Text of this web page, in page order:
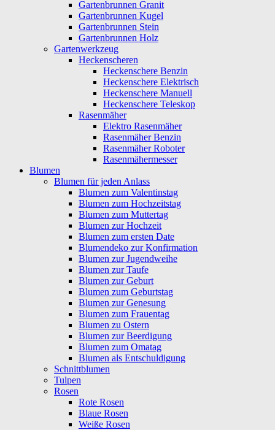
Gartenbrunnen Granit
Gartenbrunnen Kugel
Gartenbrunnen Stein
Gartenbrunnen Holz
Gartenwerkzeug
Heckenscheren
Heckenschere Benzin
Heckenschere Elektrisch
Heckenschere Manuell
Heckenschere Teleskop
Rasenmäher
Elektro Rasenmäher
Rasenmäher Benzin
Rasenmäher Roboter
Rasenmähermesser
Blumen
Blumen für jeden Anlass
Blumen zum Valentinstag
Blumen zum Hochzeitstag
Blumen zum Muttertag
Blumen zur Hochzeit
Blumen zum ersten Date
Blumendeko zur Konfirmation
Blumen zur Jugendweihe
Blumen zur Taufe
Blumen zur Geburt
Blumen zum Geburtstag
Blumen zur Genesung
Blumen zum Frauentag
Blumen zu Ostern
Blumen zur Beerdigung
Blumen zum Omatag
Blumen als Entschuldigung
Schnittblumen
Tulpen
Rosen
Rote Rosen
Blaue Rosen
Weiße Rosen